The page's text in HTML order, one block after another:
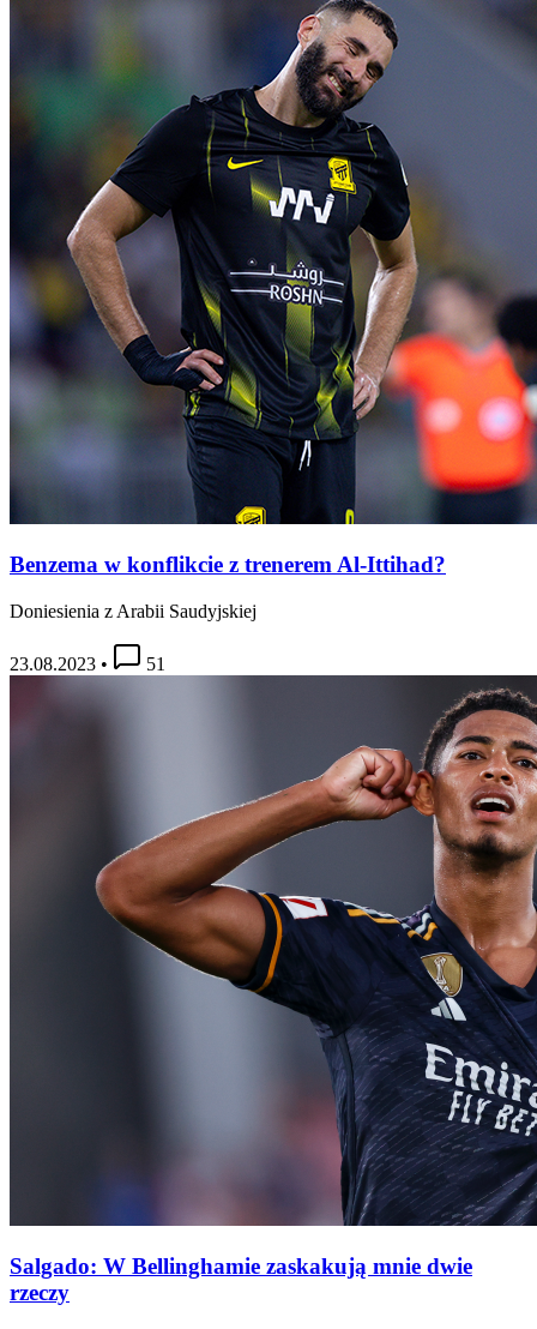
Benzema w konflikcie z trenerem Al-Ittihad?
Doniesienia z Arabii Saudyjskiej
23.08.2023 • 51
Salgado: W Bellinghamie zaskakują mnie dwie
rzeczy